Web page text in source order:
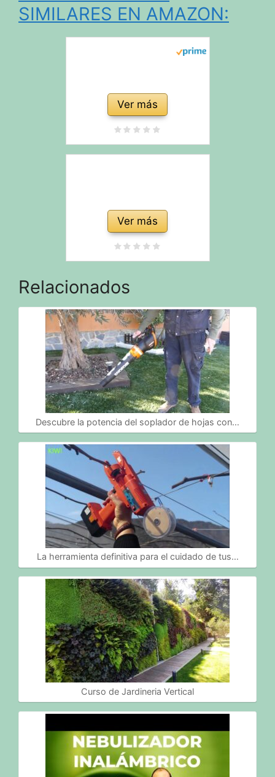
SIMILARES EN AMAZON:
Ver más
Ver más
Relacionados
Descubre la potencia del soplador de hojas con…
La herramienta definitiva para el cuidado de tus…
Curso de Jardineria Vertical